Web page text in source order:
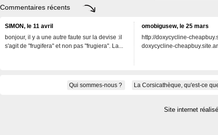
Commentaires récents
SIMON, le 11 avril
bonjour, il y a une autre faute sur la devise :il
s'agit de "frugifera" et non pas "frugiera". La...
omobigusew, le 25 mars
http://doxycycline-
doxycycline-
Qui sommes-nous ? La Corsicathèque, qu'est-ce
Site internet